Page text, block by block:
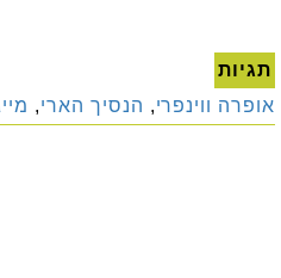
תגיות
אופרה ווינפרי, הנסיך הארי,